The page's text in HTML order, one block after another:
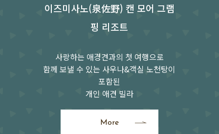
이즈미사노(泉佐野) 캔 모어 그램
핑 리조트
사랑하는 애경견과의 첫 여행으로
함께 보낼 수 있는 사우나&객실 노천탕이
포함된
개인 애견 빌라
More